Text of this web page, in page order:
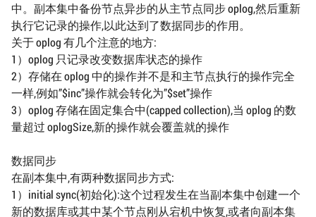
中。副本集中备份节点异步的从主节点同步 oplog,然后重新
执行它记录的操作,以此达到了数据同步的作用。
关于 oplog 有几个注意的地方:
1）oplog 只记录改变数据库状态的操作
2）存储在 oplog 中的操作并不是和主节点执行的操作完全
一样,例如”$inc”操作就会转化为”$set”操作
3）oplog 存储在固定集合中(capped collection),当 oplog 的数
量超过 oplogSize,新的操作就会覆盖就的操作
数据同步
在副本集中,有两种数据同步方式:
1）initial sync(初始化):这个过程发生在当副本集中创建一个
新的数据库或其中某个节点刚从宕机中恢复,或者向副本集